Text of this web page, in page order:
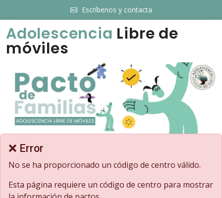
Escríbenos y contacta
Adolescencia Libre de
móviles
❌ Error
No se ha proporcionado un código de centro válido.
Esta página requiere un código de centro para mostrar